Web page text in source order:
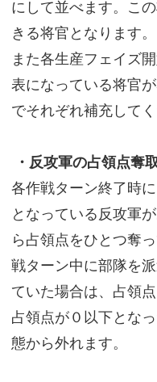
にして並べます。こ
きる将官となります。
また各生産フェイズ
表になっている将官
でそれぞれ補充してく
・反攻軍の占領点奪
各作戦ターン終了時
となっている反攻軍
ら占領点をひとつ奪
戦ターン中に部隊を
ていた場合は、占領
占領点が０以下とな
態から外れます。